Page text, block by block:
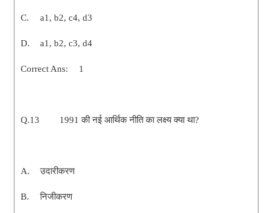
C. a1, b2, c4, d3
D. a1, b2, c3, d4
Correct Ans: 1
Q.13 1991 की नई आर्थिक नीति का लक्ष्य क्या था?
A. उदारीकरण
B. निजीकरण